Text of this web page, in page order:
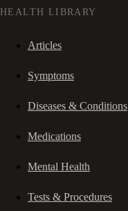
HEALTH LIBRARY
Articles
Symptoms
Diseases & Conditions
Medications
Mental Health
Tests & Procedures